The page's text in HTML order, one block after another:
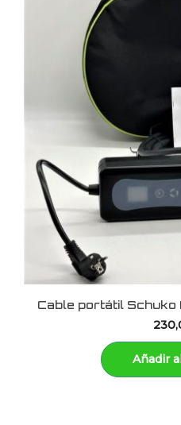
Cable portátil Schuko
Añadir